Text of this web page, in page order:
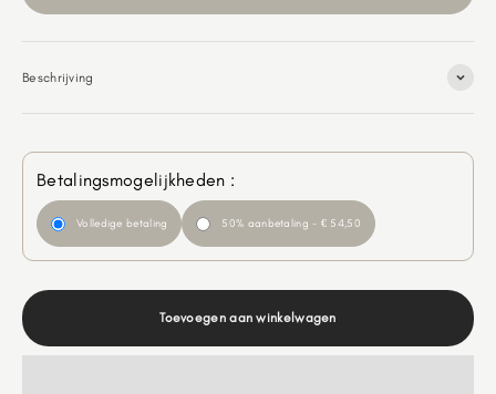
Beschrijving
Toevoegen aan winkelwagen
Betalingsmogelijkheden :
Volledige betaling 50% aanbetaling - € 54,50